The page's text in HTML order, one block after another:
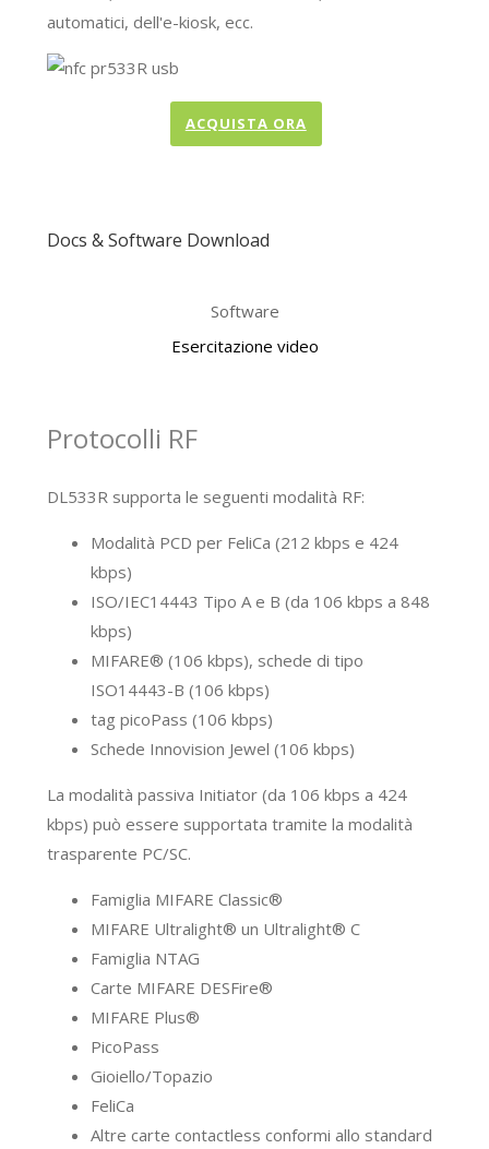
automatici, dell'e-kiosk, ecc.
ACQUISTA ORA
Docs & Software Download
Software
Esercitazione video
Protocolli RF
DL533R supporta le seguenti modalità RF:
Modalità PCD per FeliCa (212 kbps e 424
kbps)
ISO/IEC14443 Tipo A e B (da 106 kbps a 848
kbps)
MIFARE® (106 kbps), schede di tipo
ISO14443-B (106 kbps)
tag picoPass (106 kbps)
Schede Innovision Jewel (106 kbps)
La modalità passiva Initiator (da 106 kbps a 424
kbps) può essere supportata tramite la modalità
trasparente PC/SC.
Famiglia MIFARE Classic®
MIFARE Ultralight® un Ultralight® C
Famiglia NTAG
Carte MIFARE DESFire®
MIFARE Plus®
PicoPass
Gioiello/Topazio
FeliCa
Altre carte contactless conformi allo standard